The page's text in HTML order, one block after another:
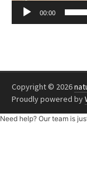
00:00
Copyright © 2026
Proudly powered by
Need help? Our team is